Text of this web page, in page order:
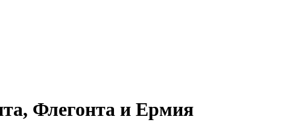
Флегонта и Ермия